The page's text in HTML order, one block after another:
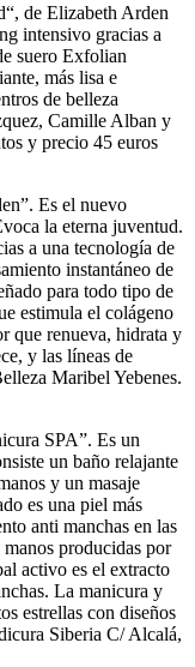
de Elizabeth Arden
intensivo gracias a
suero Exfolian
más lisa e
de belleza
Camille Alban y
y precio 45 euros
Es el nuevo
la eterna juventud.
a una tecnología de
instantáneo de
para todo tipo de
estimula el colágeno
que renueva, hidrata y
y las líneas de
Maribel Yebenes.
SPA”. Es un
un baño relajante
y un masaje
es una piel más
anti manchas en las
manos producidas por
activo es el extracto
La manicura y
estrellas con diseños
Siberia C/ Alcalá,